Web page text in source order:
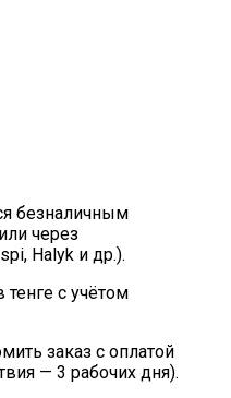
безналичным
через
Halyk и др.).
с учётом
заказ с оплатой
— 3 рабочих дня).